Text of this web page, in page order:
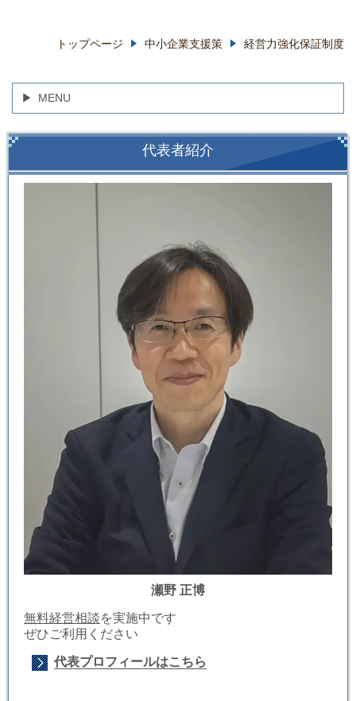
トップページ 中小企業支援策 経営力強化保証制度
MENU
代表者紹介
瀬野 正博
無料経営相談を実施中です
ぜひご利用ください
代表プロフィールはこちら